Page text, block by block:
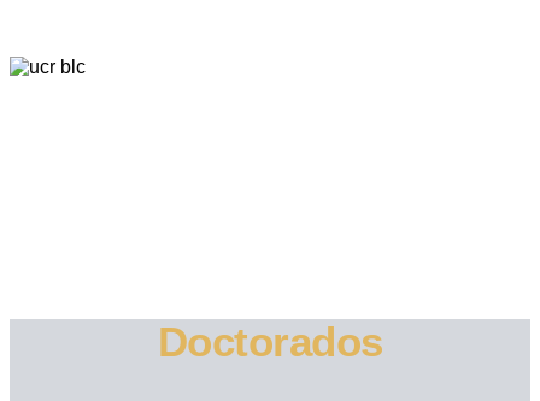
Doctorados